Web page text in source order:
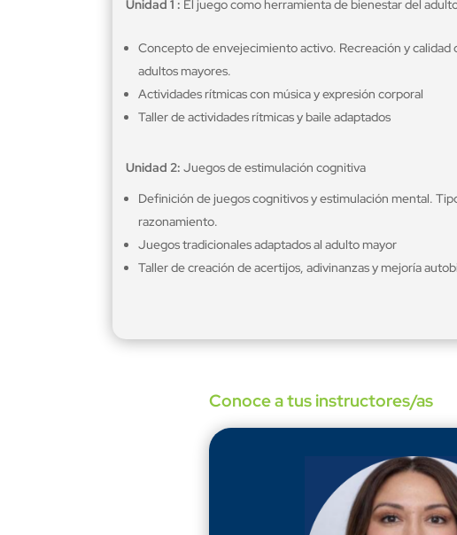
Unidad 1 : El juego como herramienta de bienestar del
Concepto de envejecimiento activo. Recreación y
adultos mayores.
Actividades rítmicas con música y expresión corporal
Taller de actividades rítmicas y baile adaptados
Unidad 2: Juegos de estimulación cognitiva
Definición de juegos cognitivos y estimulación mental.
razonamiento.
Juegos tradicionales adaptados al adulto mayor
Taller de creación de acertijos, adivinanzas y mejoría
Conoce a tus instructores/as